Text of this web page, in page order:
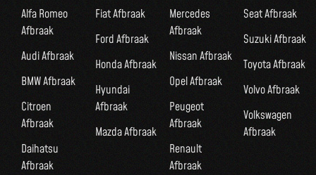
Alfa Romeo
Afbraak
Audi Afbraak
BMW Afbraak
Citroen
Afbraak
Daihatsu
Afbraak
Fiat Afbraak
Ford Afbraak
Honda Afbraak
Hyundai
Afbraak
Mazda Afbraak
Mercedes
Afbraak
Nissan Afbraak
Opel Afbraak
Peugeot
Afbraak
Renault
Afbraak
Seat Afbraak
Suzuki Afbraak
Toyota Afbraak
Volvo Afbraak
Volkswagen
Afbraak